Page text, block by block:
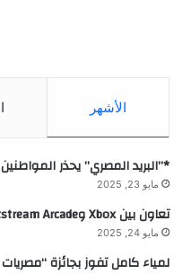
الأشهر
*”البريد المصري” يحذر
مايو 23, 2025
تعاون بين Xbox وAntstream Arcade
مايو 24, 2025
لمياء كامل تفوز بجائزة